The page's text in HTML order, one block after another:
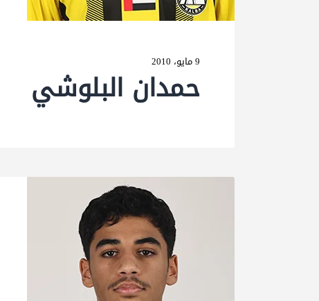
9 مايو، 2010
حمدان البلوشي